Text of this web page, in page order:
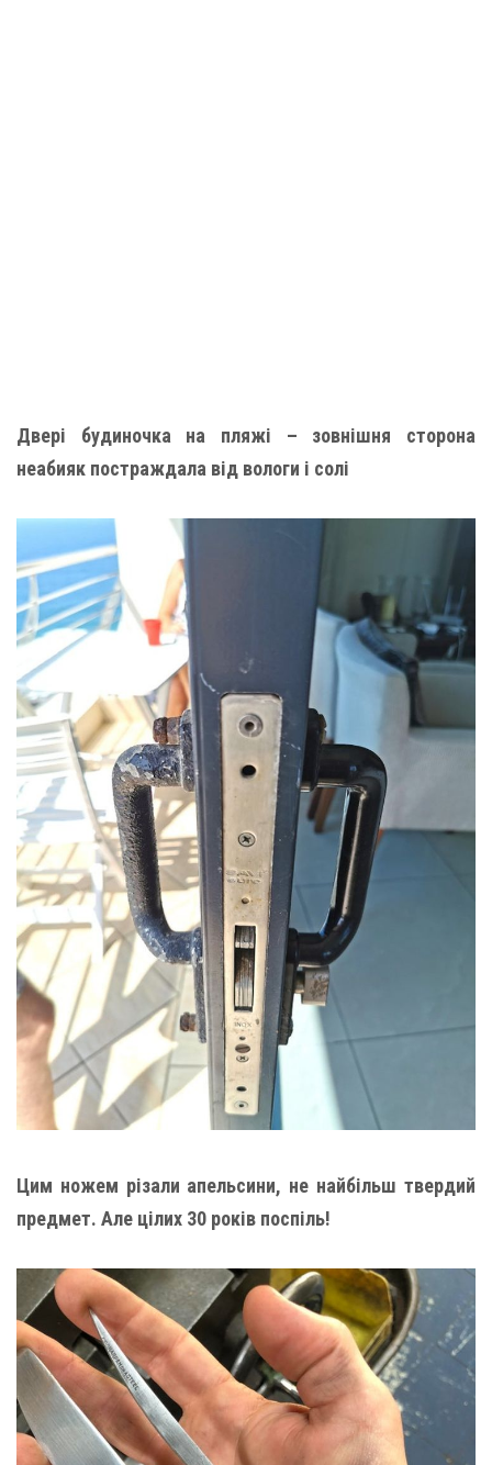
Двері будиночка на пляжі – зовнішня сторона
неабияк постраждала від вологи і солі
Цим ножем різали апельсини, не найбільш твердий
предмет. Але цілих 30 років поспіль!